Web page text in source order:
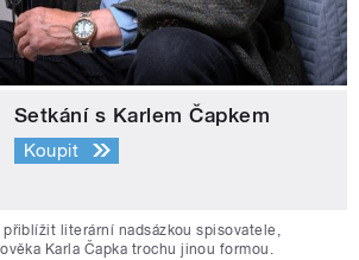
Setkání s Karlem Čapkem
Koupit
literární nadsázkou spisovatele,
Karla Čapka trochu jinou formou.